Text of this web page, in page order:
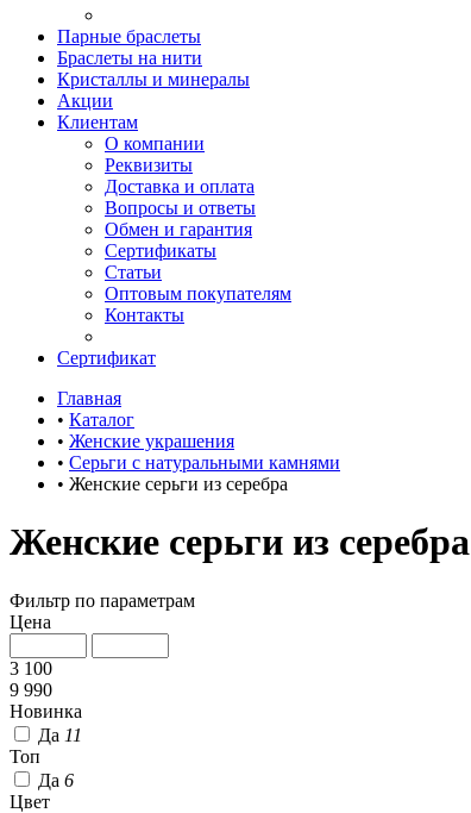
Парные браслеты
Браслеты на нити
Кристаллы и минералы
Акции
Клиентам
О компании
Реквизиты
Доставка и оплата
Вопросы и ответы
Обмен и гарантия
Сертификаты
Статьи
Оптовым покупателям
Контакты
Сертификат
Главная
• Каталог
• Женские украшения
• Серьги с натуральными камнями
• Женские серьги из серебра
Женские серьги из серебра
Фильтр по параметрам
Цена
3 100
9 990
Новинка
Да 11
Топ
Да 6
Цвет